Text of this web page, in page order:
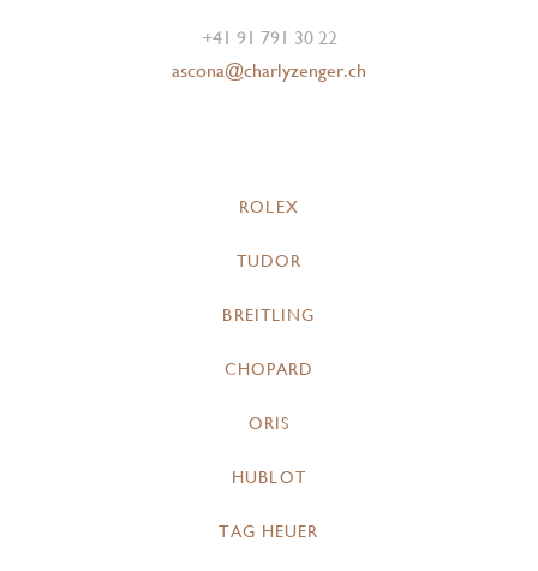
+41 91 791 30 22
ascona@charlyzenger.ch
ROLEX
TUDOR
BREITLING
CHOPARD
ORIS
HUBLOT
TAG HEUER